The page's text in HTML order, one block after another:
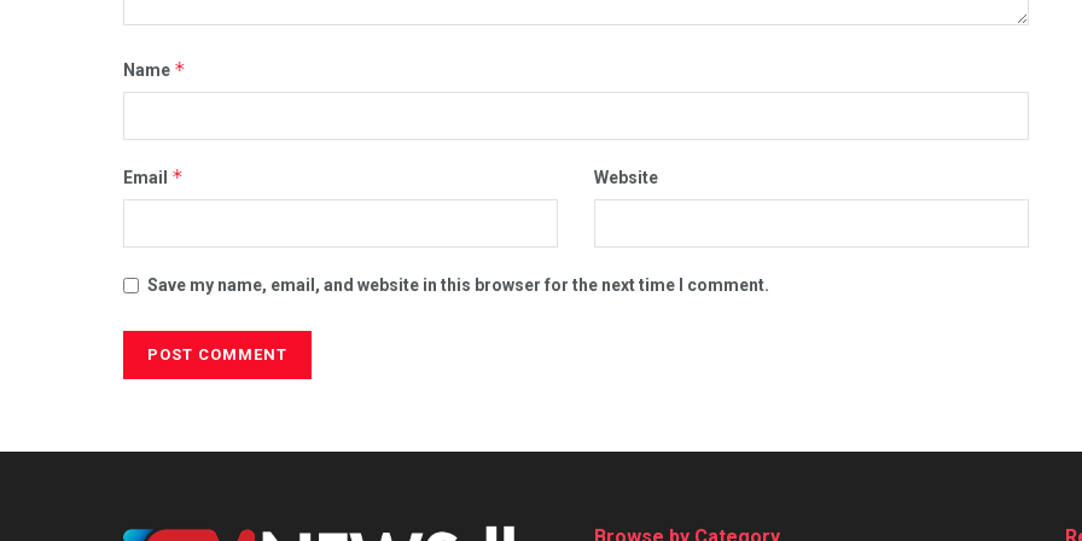
Name *
Email * Website
Save my name, email, and website in this browser for the next time I comment.